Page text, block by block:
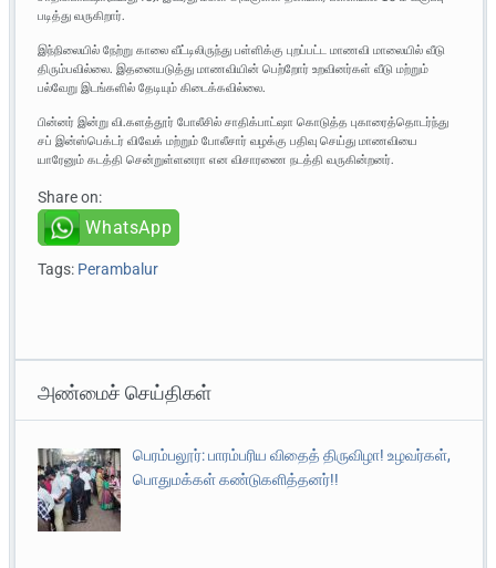
படித்து வருகிறார்.
இந்நிலையில் நேற்று காலை வீட்டிலிருந்து பள்ளிக்கு புறப்பட்ட மாணவி மாலையில் வீடு
திரும்பவில்லை. இதனையடுத்து மாணவியின் பெற்றோர் உறவினர்கள் வீடு மற்றும்
பல்வேறு இடங்களில் தேடியும் கிடைக்கவில்லை.
பின்னர் இன்று வி.களத்தூர் போலீசில் சாதிக்பாட்ஷா கொடுத்த புகாரைத்தொடர்ந்து
சப் இன்ஸ்பெக்டர் விவேக் மற்றும் போலீசார் வழக்கு பதிவு செய்து மாணவியை
யாரேனும் கடத்தி சென்றுள்ளனரா என விசாரணை நடத்தி வருகின்றனர்.
Share on:
WhatsApp
Tags: Perambalur
அண்மைச் செய்திகள்
பெரம்பலூர்: பாரம்பரிய விதைத் திருவிழா! உழவர்கள்,
பொதுமக்கள் கண்டுகளித்தனர்!!